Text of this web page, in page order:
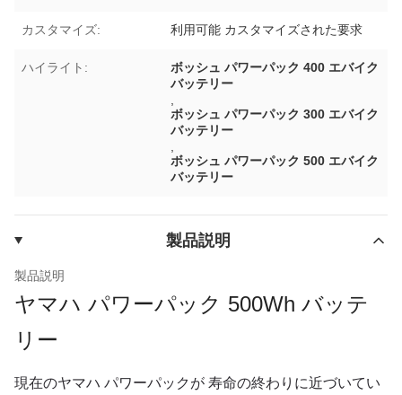
カスタマイズ: 利用可能 カスタマイズされた要求
ハイライト:
ボッシュ パワーパック 400 エバイク
バッテリー
ボッシュ パワーパック 300 エバイク
バッテリー
ボッシュ パワーパック 500 エバイク
バッテリー
製品説明
製品説明
ヤマハ パワーパック 500Wh バッテ
リー
現在のヤマハ パワーパックが 寿命の終わりに近づいてい